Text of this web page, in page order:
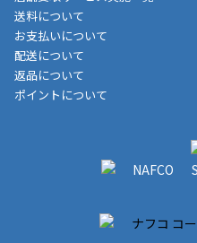
異なる場合がございます。対象
い。
■店舗受取をご選択いただいた
ご注文が確認出来次第、お受取
をさせていただきます。店舗に
いただく場合がございます。店
のみの受け渡しとなります。（
ん）店舗で準備が出来次第、
送料について
お支払いについて
配送について
返品について
ポイントについて